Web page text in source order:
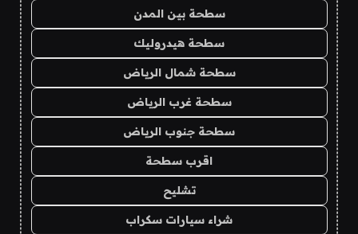
سطحة بين المدن
سطحة هيدروليك
سطحة شمال الرياض
سطحة غرب الرياض
سطحة جنوب الرياض
اقرب سطحة
تشليح
شراء سيارات سكراب